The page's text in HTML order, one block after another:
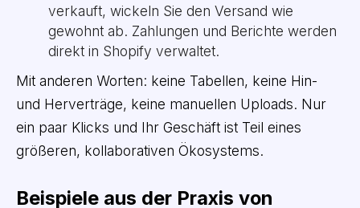
verkauft, wickeln Sie den Versand wie
gewohnt ab. Zahlungen und Berichte werden
direkt in Shopify verwaltet.
Mit anderen Worten: keine Tabellen, keine Hin-
und Herverträge, keine manuellen Uploads. Nur
ein paar Klicks und Ihr Geschäft ist Teil eines
größeren, kollaborativen Ökosystems.
Beispiele aus der Praxis von